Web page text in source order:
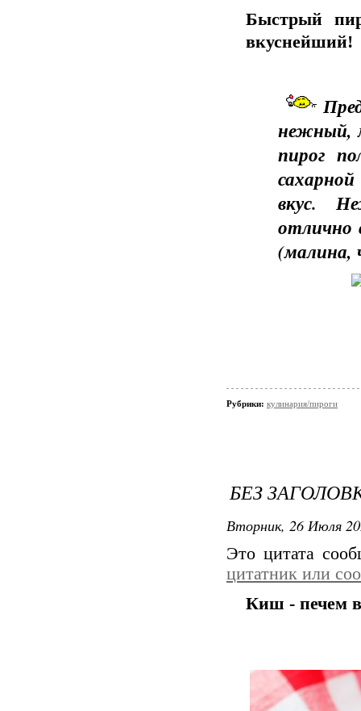
Быстрый
вкуснейший!
нежный,
пирог
вкус.
отлично
(малина,
Рубрики: кулинария/пироги
БЕЗ
Вторник, 26 Июля
Это цитата
цитатник или
Киш - печем